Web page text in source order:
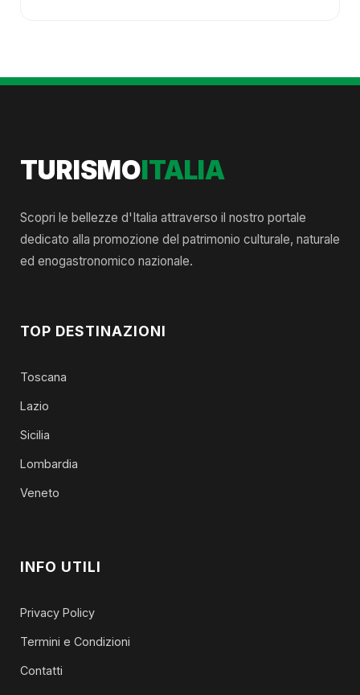
TURISMOITALIA
Scopri le bellezze d'Italia attraverso il nostro portale
dedicato alla promozione del patrimonio culturale, naturale
ed enogastronomico nazionale.
TOP DESTINAZIONI
Toscana
Lazio
Sicilia
Lombardia
Veneto
INFO UTILI
Privacy Policy
Termini e Condizioni
Contatti